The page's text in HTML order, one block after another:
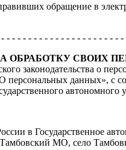
обращение в
- - - - - - - - - - - - - - - - - - - - -
ОБРАБОТКУ СВОИХ
законодательства о
данных», с
в Государственное
МО, село